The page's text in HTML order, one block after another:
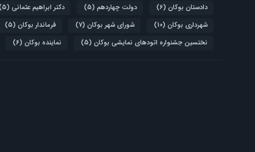
دادستان بوکان (6) دولت چهاردهم (5) دکتر ابراهیم عثمانی (5)
شهرداری بوکان (10) شورای شهر بوکان (7) فرماندار بوکان (5)
نختسین جشنواره اتودهای نمایشی بوکان (5) نماینده بوکان (6)